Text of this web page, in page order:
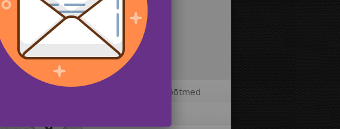
Fotolõuendi mõõtmed